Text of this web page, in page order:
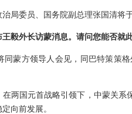
局委员、国务院副总理张国清将
毅外长访蒙消息。请问您能否就
同蒙方领导人会见，同巴特策策
两国元首战略引领下，中蒙关
向前发展。